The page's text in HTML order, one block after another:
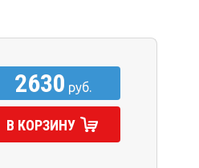
2630 руб.
В КОРЗИНУ